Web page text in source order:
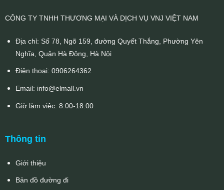
CÔNG TY TNHH THƯƠNG MẠI VÀ DỊCH VỤ VNJ VIỆT NAM
Địa chỉ: Số 78, Ngõ 159, đường Quyết Thắng, Phường Yên
Nghĩa, Quận Hà Đông, Hà Nội
Điện thoại: 0906264362
Email: info@elmall.vn
Giờ làm việc: 8:00-18:00
Thông tin
Giới thiệu
Bản đồ đường đi